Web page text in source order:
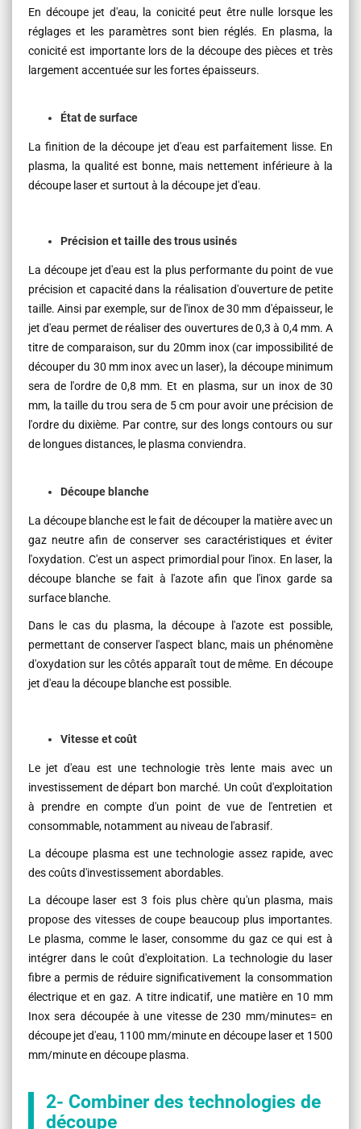
En découpe jet d'eau, la conicité peut être nulle lorsque les
réglages et les paramètres sont bien réglés. En plasma, la
conicité est importante lors de la découpe des pièces et très
largement accentuée sur les fortes épaisseurs.
État de surface
La finition de la découpe jet d'eau est parfaitement lisse. En
plasma, la qualité est bonne, mais nettement inférieure à la
découpe laser et surtout à la découpe jet d'eau.
Précision et taille des trous usinés
La découpe jet d'eau est la plus performante du point de vue
précision et capacité dans la réalisation d'ouverture de petite
taille. Ainsi par exemple, sur de l'inox de 30 mm d'épaisseur, le
jet d'eau permet de réaliser des ouvertures de 0,3 à 0,4 mm. A
titre de comparaison, sur du 20mm inox (car impossibilité de
découper du 30 mm inox avec un laser), la découpe minimum
sera de l'ordre de 0,8 mm. Et en plasma, sur un inox de 30
mm, la taille du trou sera de 5 cm pour avoir une précision de
l'ordre du dixième. Par contre, sur des longs contours ou sur
de longues distances, le plasma conviendra.
Découpe blanche
La découpe blanche est le fait de découper la matière avec un
gaz neutre afin de conserver ses caractéristiques et éviter
l'oxydation. C'est un aspect primordial pour l'inox. En laser, la
découpe blanche se fait à l'azote afin que l'inox garde sa
surface blanche.
Dans le cas du plasma, la découpe à l'azote est possible,
permettant de conserver l'aspect blanc, mais un phénomène
d'oxydation sur les côtés apparaît tout de même. En découpe
jet d'eau la découpe blanche est possible.
Vitesse et coût
L e jet d'eau est une technologie très lente mais avec un
investissement de départ bon marché. Un coût d'exploitation
à prendre en compte d'un point de vue de l'entretien et
consommable, notamment au niveau de l'abrasif.
La découpe plasma est une technologie assez rapide, avec
des coûts d'investissement abordables.
La découpe laser est 3 fois plus chère qu'un plasma, mais
propose des vitesses de coupe beaucoup plus importantes.
Le plasma, comme le laser, consomme du gaz ce qui est à
intégrer dans le coût d'exploitation. La technologie du laser
fibre a permis de réduire significativement la consommation
électrique et en gaz. A titre indicatif, une matière en 10 mm
Inox sera découpée à une vitesse de 230 mm/minutes= en
découpe jet d'eau, 1100 mm/minute en découpe laser et 1500
mm/minute en découpe plasma.
2- Combiner des technologies de
découpe